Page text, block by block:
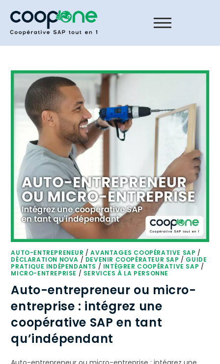
AUTO-ENTREPRENEUR /AVANTAGES COOPÉRATIVE SAP /
DÉCLARATION NOVA / DEVENIR COOPÉRATEUR SAP / GUIDE
PRATIQUE INDÉPENDANTS / INTÉGRER COOPÉRATIVE SAP /
MICRO-ENTREPRISE / SERVICES À LA PERSONNE
Auto-entrepreneur ou micro-
entreprise : intégrez une
coopérative SAP en tant
qu’indépendant